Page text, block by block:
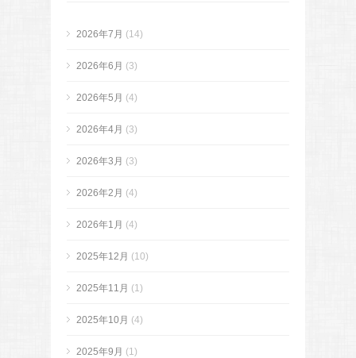
2026年7月 (14)
2026年6月 (3)
2026年5月 (4)
2026年4月 (3)
2026年3月 (3)
2026年2月 (4)
2026年1月 (4)
2025年12月 (10)
2025年11月 (1)
2025年10月 (4)
2025年9月 (1)